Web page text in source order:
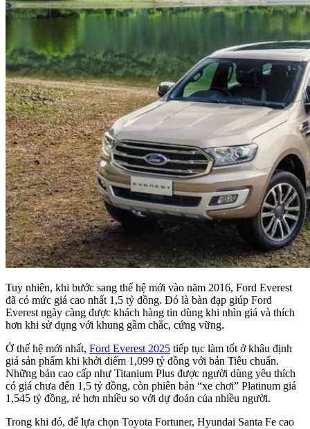
Tuy nhiên, khi bước sang thế hệ mới vào năm 2016, Ford Everest
đã có mức giá cao nhất 1,5 tỷ đồng. Đó là bàn đạp giúp Ford
Everest ngày càng được khách hàng tin dùng khi nhìn giá và thích
hơn khi sử dụng với khung gầm chắc, cứng vững.
Ở thế hệ mới nhất, Ford Everest 2025 tiếp tục làm tốt ở khâu định
giá sản phẩm khi khởi điểm 1,099 tỷ đồng với bản Tiêu chuẩn.
Những bản cao cấp như Titanium Plus được người dùng yêu thích
có giá chưa đến 1,5 tỷ đồng, còn phiên bản “xe chơi” Platinum giá
1,545 tỷ đồng, rẻ hơn nhiều so với dự đoán của nhiều người.
Trong khi đó, để lựa chọn Toyota Fortuner, Hyundai Santa Fe cao